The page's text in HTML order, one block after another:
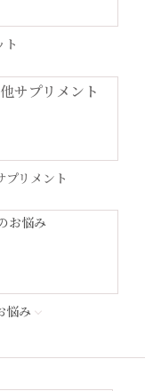
ト
プリメント
悩み